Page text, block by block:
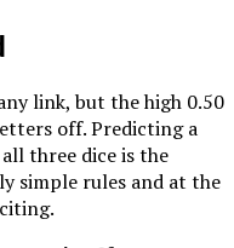
link, but the high 0.50
off. Predicting a
three dice is the
simple rules and at the